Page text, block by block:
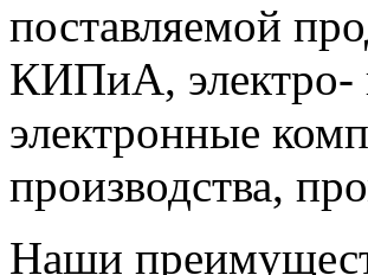
поставляемой
КИПиА, электро-
электронные
производства,
Наши